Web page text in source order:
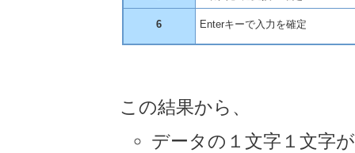
6 Enterキーで入力を確定
この結果から、
データの１文字１文字